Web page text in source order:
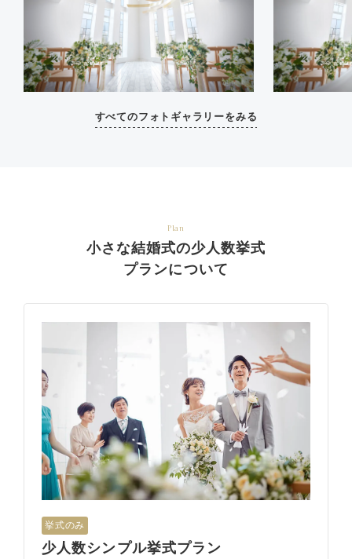
すべてのフォトギャラリーをみる
Plan
小さな結婚式の少人数挙式
プランについて
挙式のみ
少人数シンプル挙式プラン